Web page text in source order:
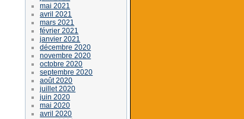
mai 2021
avril 2021
mars 2021
février 2021
janvier 2021
décembre 2020
novembre 2020
octobre 2020
septembre 2020
août 2020
juillet 2020
juin 2020
mai 2020
avril 2020